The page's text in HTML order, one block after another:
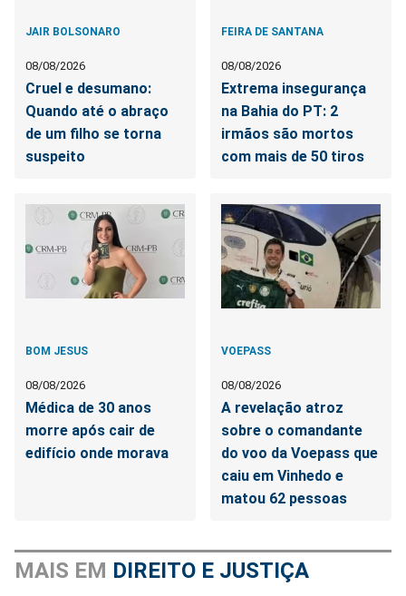
JAIR BOLSONARO
08/08/2026
Cruel e desumano:
Quando até o abraço
de um filho se torna
suspeito
FEIRA DE SANTANA
08/08/2026
Extrema insegurança
na Bahia do PT: 2
irmãos são mortos
com mais de 50 tiros
BOM JESUS
08/08/2026
Médica de 30 anos
morre após cair de
edifício onde morava
VOEPASS
08/08/2026
A revelação atroz
sobre o comandante
do voo da Voepass que
caiu em Vinhedo e
matou 62 pessoas
MAIS EM DIREITO E JUSTIÇA